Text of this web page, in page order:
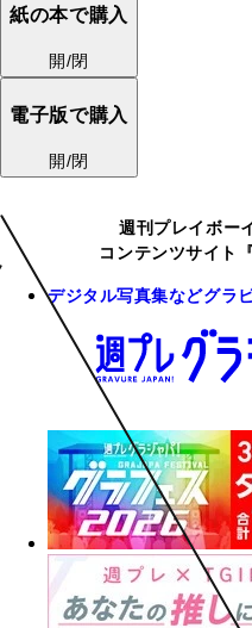
紙の本で購入
開/閉
電子版で購入
開/閉
週刊プレイボー
コンテンツサイト
デジタル写真集などグラ